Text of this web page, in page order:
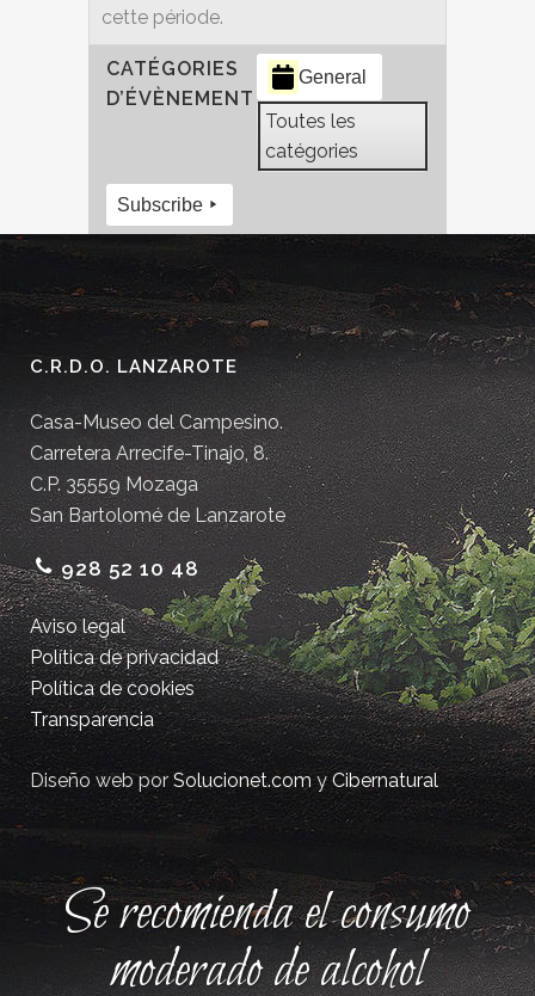
cette période.
CATÉGORIES
D’ÉVÈNEMENT
General
Toutes les
catégories
Subscribe
C.R.D.O. LANZAROTE
Casa-Museo del Campesino.
Carretera Arrecife-Tinajo, 8.
C.P. 35559 Mozaga
San Bartolomé de Lanzarote
928 52 10 48
Aviso legal
Política de privacidad
Política de cookies
Transparencia
Diseño web porSolucionet.comyCibernatural
Se recomienda el consumo
moderado de alcohol